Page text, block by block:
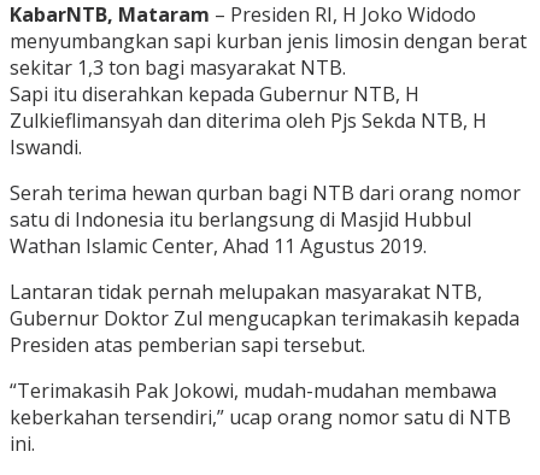
KabarNTB, Mataram – Presiden RI, H Joko Widodo
menyumbangkan sapi kurban jenis limosin dengan berat
sekitar 1,3 ton bagi masyarakat NTB.
Sapi itu diserahkan kepada Gubernur NTB, H
Zulkieflimansyah dan diterima oleh Pjs Sekda NTB, H
Iswandi.
Serah terima hewan qurban bagi NTB dari orang nomor
satu di Indonesia itu berlangsung di Masjid Hubbul
Wathan Islamic Center, Ahad 11 Agustus 2019.
Lantaran tidak pernah melupakan masyarakat NTB,
Gubernur Doktor Zul mengucapkan terimakasih kepada
Presiden atas pemberian sapi tersebut.
“Terimakasih Pak Jokowi, mudah-mudahan membawa
keberkahan tersendiri,” ucap orang nomor satu di NTB
ini.